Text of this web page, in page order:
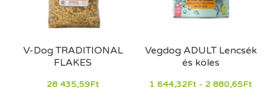
V-Dog TRADITIONAL
FLAKES
28 435,59Ft
Vegdog ADULT Lencsék
és köles
1 644,32Ft - 2 880,65Ft